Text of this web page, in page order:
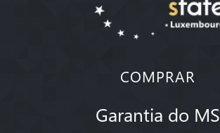
COMPRAR
Garantia do MS